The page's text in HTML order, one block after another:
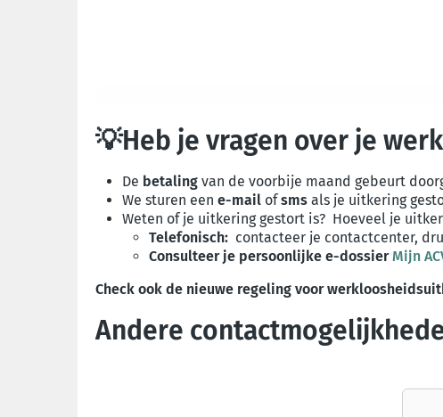
💡Heb je vragen over je
De betaling van de voorbije maand gebeurt
We sturen een e-mail ofsms als je uitkering
Weten of je uitkering gestort is? Hoeveel je
Telefonisch: contacteer je contactcenter,
Consulteer je persoonlijke e-dossier Mijn
Check ook de nieuwe regeling voor
Andere